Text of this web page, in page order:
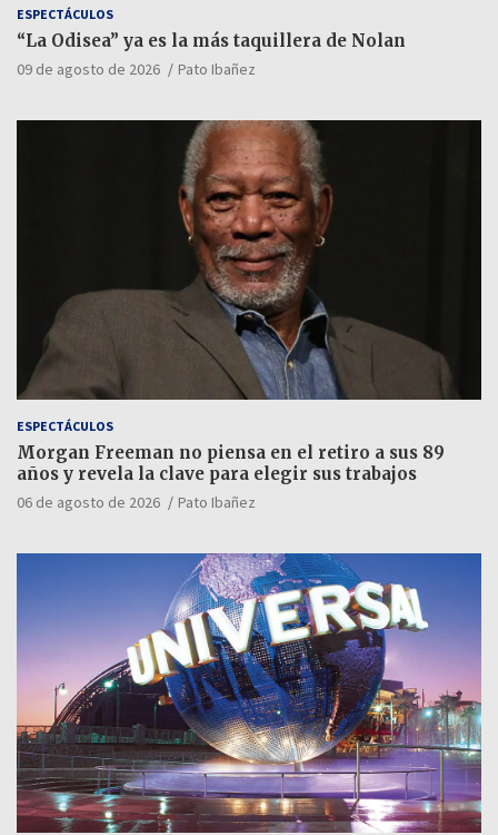
ESPECTÁCULOS
“La Odisea” ya es la más taquillera de Nolan
09 de agosto de 2026 Pato Ibañez
ESPECTÁCULOS
Morgan Freeman no piensa en el retiro a sus 89
años y revela la clave para elegir sus trabajos
06 de agosto de 2026 Pato Ibañez